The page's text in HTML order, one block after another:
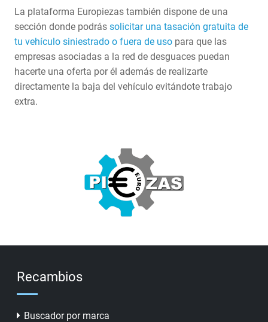
La plataforma Europiezas también dispone de una
sección donde podrás solicitar una tasación gratuita de
tu vehículo siniestrado o fuera de uso para que las
empresas asociadas a la red de desguaces puedan
hacerte una oferta por él además de realizarte
directamente la baja del vehículo evitándote trabajo
extra.
Recambios
Buscador por marca